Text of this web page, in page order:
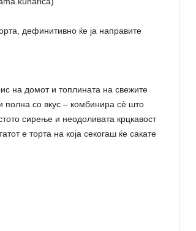
дефинитивно ќе ја направите
на домот и топлината на свежите
полна со вкус – комбинира сè што
сирење и неодоливата крцкавост
е торта на која секогаш ќе сакате